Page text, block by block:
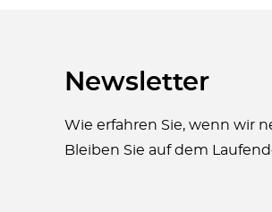
Newsletter
Wie erfahren Sie, wenn wir
Bleiben Sie auf dem